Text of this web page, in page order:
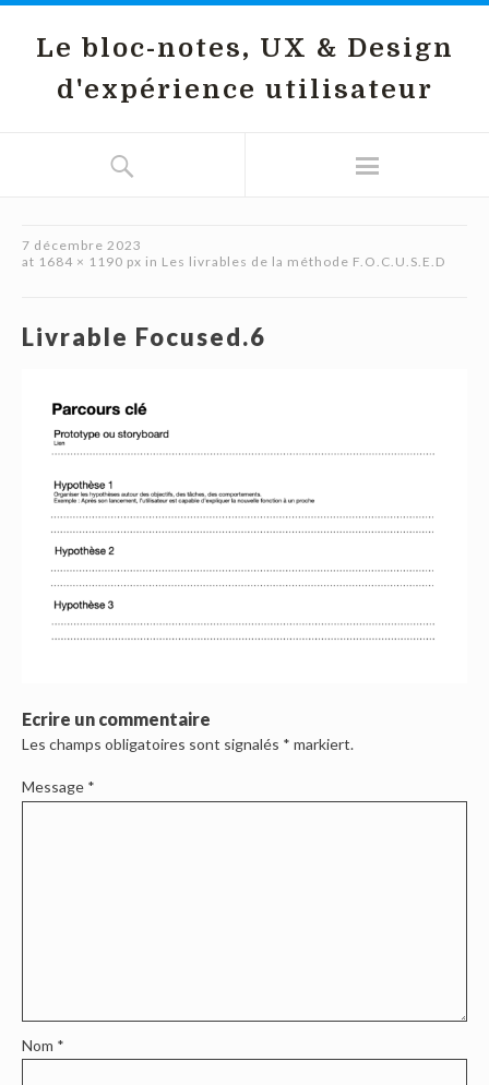
Le bloc-notes, UX & Design
d'expérience utilisateur
7 décembre 2023
at 1684 × 1190 px in Les livrables de la méthode F.O.C.U.S.E.D
Livrable Focused.6
Ecrire un commentaire
Les champs obligatoires sont signalés * markiert.
Message *
Nom *